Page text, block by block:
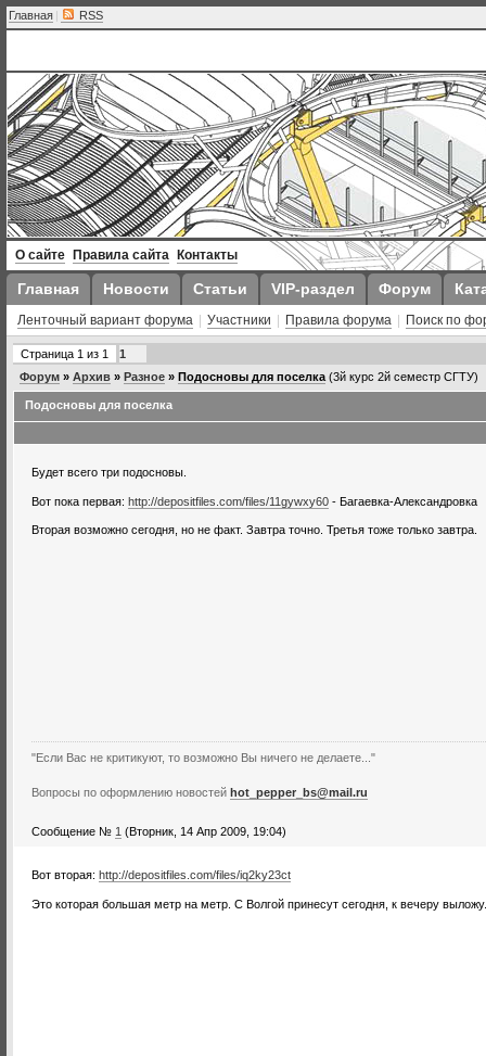
Главная | RSS
О сайте Правила сайта Контакты
Главная Новости Статьи VIP-раздел Форум
Ленточный вариант форума Участники Правила форума Поиск по
Страница 1 из 1
1
Форум » Архив » Разное » Подосновы для поселка (3й курс 2й семестр СГТУ)
Подосновы для поселка
Будет всего три подосновы.
Вот пока первая: http://depositfiles.com/files/11gywxy60 - Багаевка-Александровка
Вторая возможно сегодня, но не факт. Завтра точно. Третья тоже только завтра.
"Если Вас не критикуют, то возможно Вы ничего не делаете..."
Вопросы по оформлению новостей hot_pepper_bs@mail.ru
Сообщение № 1 (Вторник, 14 Апр 2009, 19:04)
Вот вторая: http://depositfiles.com/files/iq2ky23ct
Это которая большая метр на метр. С Волгой принесут сегодня, к вечеру выложу.